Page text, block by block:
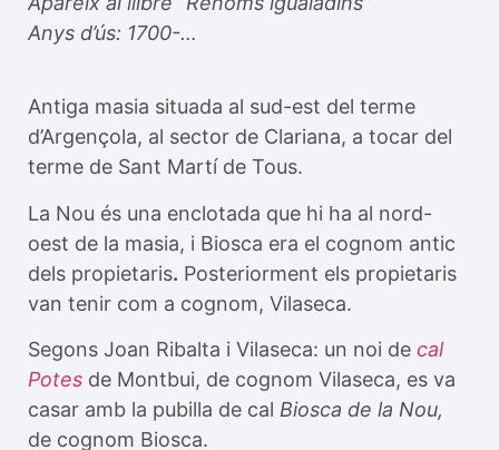
Anys d’ús: 1700-…
Antiga masia situada al sud-est del terme
d’Argençola, al sector de Clariana, a tocar del
terme de Sant Martí de Tous.
La Nou és una enclotada que hi ha al nord-
oest de la masia, i Biosca era el cognom antic
dels propietaris. Posteriorment els propietaris
van tenir com a cognom, Vilaseca.
Segons Joan Ribalta i Vilaseca: un noi de cal
Potes de Montbui, de cognom Vilaseca, es va
casar amb la pubilla de cal Biosca de la Nou,
de cognom Biosca.